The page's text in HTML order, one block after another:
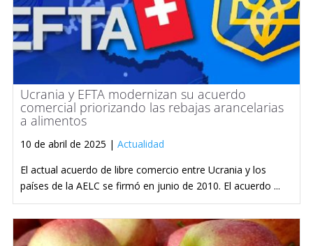
Ucrania y EFTA modernizan su acuerdo
comercial priorizando las rebajas arancelarias
a alimentos
10 de abril de 2025 | Actualidad
El actual acuerdo de libre comercio entre Ucrania y los
países de la AELC se firmó en junio de 2010. El acuerdo ...